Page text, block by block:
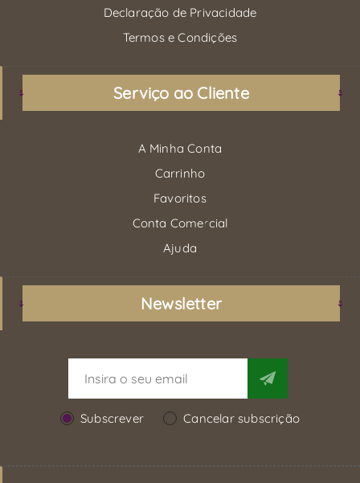
Declaração de Privacidade
Termos e Condições
Serviço ao Cliente
A Minha Conta
Carrinho
Favoritos
Conta Comercial
Ajuda
Newsletter
Subscrever Cancelar subscrição